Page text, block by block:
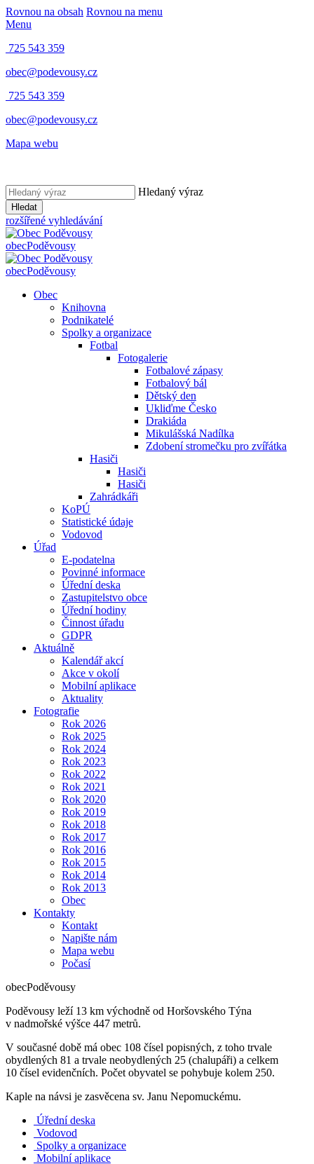
Rovnou na obsah Rovnou na menu
Menu
725 543 359
obec@podevousy.cz
725 543 359
obec@podevousy.cz
Mapa webu
Hledaný výraz
Hledat
rozšířené vyhledávání
obecPoděvousy
obecPoděvousy
Obec
Knihovna
Podnikatelé
Spolky a organizace
Fotbal
Fotogalerie
Fotbalové zápasy
Fotbalový bál
Dětský den
Ukliďme Česko
Drakiáda
Mikulášská Nadílka
Zdobení stromečku pro zvířátka
Hasiči
Hasiči
Hasiči
Zahrádkáři
KoPÚ
Statistické údaje
Vodovod
Úřad
E-podatelna
Povinné informace
Úřední deska
Zastupitelstvo obce
Úřední hodiny
Činnost úřadu
GDPR
Aktuálně
Kalendář akcí
Akce v okolí
Mobilní aplikace
Aktuality
Fotografie
Rok 2026
Rok 2025
Rok 2024
Rok 2023
Rok 2022
Rok 2021
Rok 2020
Rok 2019
Rok 2018
Rok 2017
Rok 2016
Rok 2015
Rok 2014
Rok 2013
Obec
Kontakty
Kontakt
Napište nám
Mapa webu
Počasí
obecPoděvousy
Poděvousy leží 13 km východně od Horšovského Týna
v nadmořské výšce 447 metrů.
V současné době má obec 108 čísel popisných, z toho trvale
obydlených 81 a trvale neobydlených 25 (chalupáři) a celkem
10 čísel evidenčních. Počet obyvatel se pohybuje kolem 250.
Kaple na návsi je zasvěcena sv. Janu Nepomuckému.
Úřední deska
Vodovod
Spolky a organizace
Mobilní aplikace